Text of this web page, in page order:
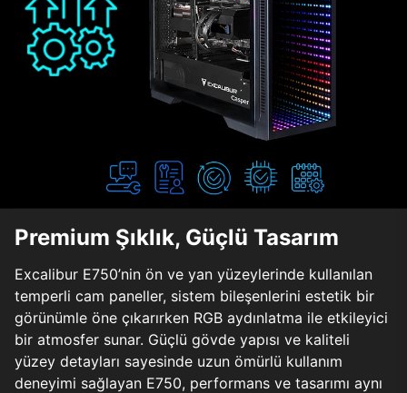
Premium Şıklık, Güçlü Tasarım
Excalibur E750’nin ön ve yan yüzeylerinde kullanılan
temperli cam paneller, sistem bileşenlerini estetik bir
görünümle öne çıkarırken RGB aydınlatma ile etkileyici
bir atmosfer sunar. Güçlü gövde yapısı ve kaliteli
yüzey detayları sayesinde uzun ömürlü kullanım
deneyimi sağlayan E750, performans ve tasarımı aynı